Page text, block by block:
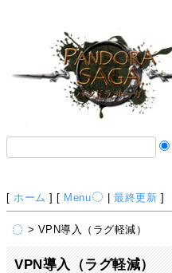
[ ホーム ] [ Menu |最終更新 ]
> VPN導入（ラグ軽減）
VPN導入（ラグ軽減）